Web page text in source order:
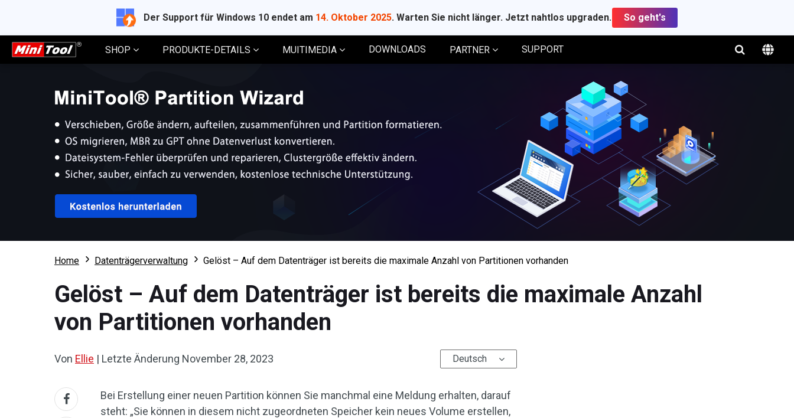
Der Support für Windows 10 endet am 14. Oktober 2025. Warten Sie nicht länger. Jetzt nahtlos upgraden. So geht's
SHOP PRODUKTE-DETAILS MUITIMEDIA DOWNLOADS PARTNER SUPPORT
Home Datenträgerverwaltung Gelöst – Auf dem Datenträger ist bereits die maximale Anzahl von Partitionen vorhanden
Gelöst – Auf dem Datenträger ist bereits die maximale Anzahl
von Partitionen vorhanden
Von Ellie | Letzte Änderung November 28, 2023 Deutsch
Bei Erstellung einer neuen Partition können Sie manchmal eine Meldung erhalten, darauf
steht: „Sie können in diesem nicht zugeordneten Speicher kein neues Volume erstellen,